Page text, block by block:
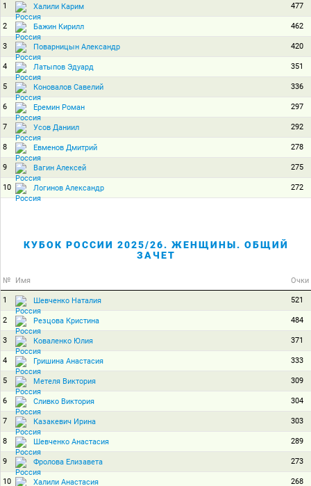
1 Халили Карим 477
2 Бажин Кирилл 462
3 Поварницын Александр 420
4 Латыпов Эдуард 351
5 Коновалов Савелий 336
6 Еремин Роман 297
7 Усов Даниил 292
8 Евменов Дмитрий 278
9 Вагин Алексей 275
10 Логинов Александр 272
КУБОК РОССИИ 2025/26. ЖЕНЩИНЫ. ОБЩИЙ
ЗАЧЕТ
№ Имя Очки
1 Шевченко Наталия 521
2 Резцова Кристина 484
3 Коваленко Юлия 371
4 Гришина Анастасия 333
5 Метеля Виктория 309
6 Сливко Виктория 304
7 Казакевич Ирина 303
8 Шевченко Анастасия 289
9 Фролова Елизавета 273
10 Халили Анастасия 268